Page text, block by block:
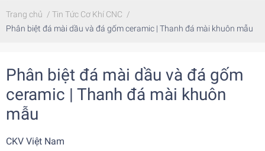
Trang chủ / Tin Tức Cơ Khí CNC /
Phân biệt đá mài dầu và đá gốm ceramic | Thanh đá mài khuôn mẫu
Phân biệt đá mài dầu và đá gốm
ceramic | Thanh đá mài khuôn
mẫu
CKV Việt Nam